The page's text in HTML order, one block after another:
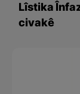
Lîstika
civakê